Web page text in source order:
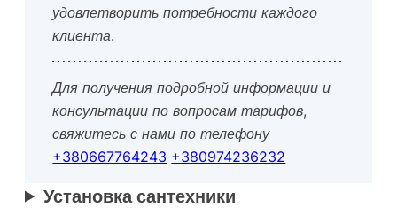
удовлетворить потребности каждого
клиента.
Для получения подробной информации и
консультации по вопросам тарифов,
свяжитесь с нами по телефону
+380667764243 +380974236232
Установка сантехники